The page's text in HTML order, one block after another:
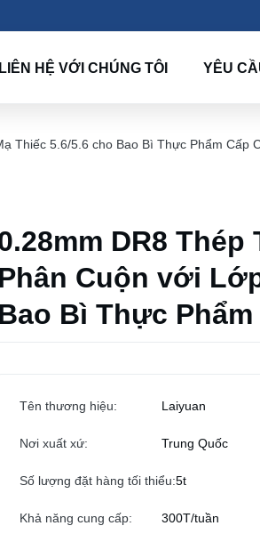
LIÊN HỆ VỚI CHÚNG TÔI YÊU
Thiếc 5.6/5.6 cho Bao Bì Thực Phẩm Cấp
DR8
Phân Cuộn với
Bao Bì Thực
Tên thương hiệu: Laiyuan
Nơi xuất xứ: Trung Quốc
Số lượng đặt hàng tối thiểu:5t
Khả năng cung cấp: 300T/tuần